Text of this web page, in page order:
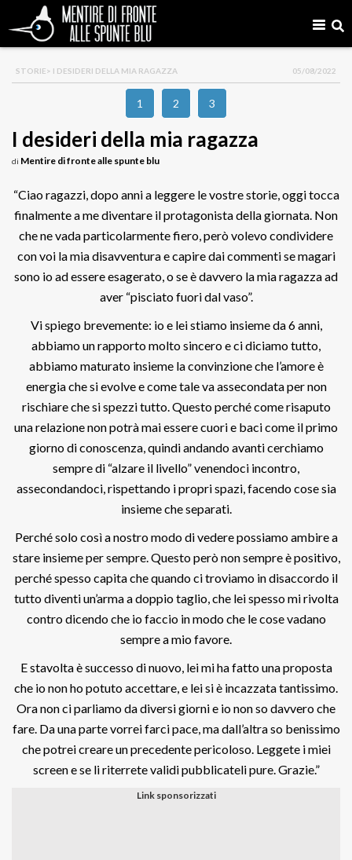
STORIE> I DESIDERI DELLA MIA RAGAZZA 05/08/2022
1 2 3
I desideri della mia ragazza
di Mentire di fronte alle spunte blu
“Ciao ragazzi, dopo anni a leggere le vostre storie, oggi tocca
finalmente a me diventare il protagonista della giornata. Non
che ne vada particolarmente fiero, però volevo condividere
con voi la mia disavventura e capire dai commenti se magari
sono io ad essere esagerato, o se è davvero la mia ragazza ad
aver “pisciato fuori dal vaso”.
Vi spiego brevemente: io e lei stiamo insieme da 6 anni,
abbiamo un rapporto molto sincero e ci diciamo tutto,
abbiamo maturato insieme la convinzione che l’amore è
energia che si evolve e come tale va assecondata per non
rischiare che si spezzi tutto. Questo perché come risaputo
una relazione non potrà mai essere cuori e baci come il primo
giorno di conoscenza, quindi andando avanti cerchiamo
sempre di “alzare il livello” venendoci incontro,
assecondandoci, rispettando i propri spazi, facendo cose sia
insieme che separati.
Perché solo così a nostro modo di vedere possiamo ambire a
stare insieme per sempre. Questo però non sempre è positivo,
perché spesso capita che quando ci troviamo in disaccordo il
tutto diventi un’arma a doppio taglio, che lei spesso mi rivolta
contro dicendo che io faccio in modo che le cose vadano
sempre a mio favore.
E stavolta è successo di nuovo, lei mi ha fatto una proposta
che io non ho potuto accettare, e lei si è incazzata tantissimo.
Ora non ci parliamo da diversi giorni e io non so davvero che
fare. Da una parte vorrei farci pace, ma dall’altra so benissimo
che potrei creare un precedente pericoloso. Leggete i miei
screen e se li riterrete validi pubblicateli pure. Grazie.”